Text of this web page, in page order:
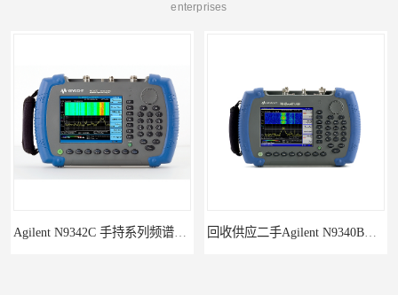
enterprises
回收供应二手Agilent N9340B手持式系列频谱分析仪